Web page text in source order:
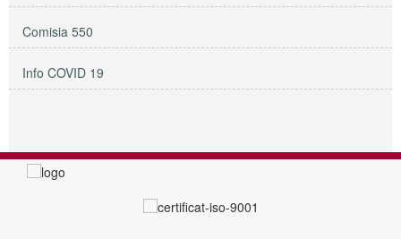
Comisia 550
Info COVID 19